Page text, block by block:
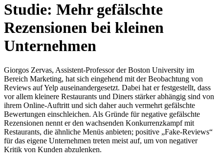
Studie: Mehr gefälschte
Rezensionen bei kleinen
Unternehmen
Giorgos Zervas, Assistent-Professor der Boston University im
Bereich Marketing, hat sich eingehend mit der Beobachtung von
Reviews auf Yelp auseinandergesetzt. Dabei hat er festgestellt, dass
vor allem kleinere Restaurants und Diners stärker abhängig sind von
ihrem Online-Auftritt und sich daher auch vermehrt gefälschte
Bewertungen einschleichen. Als Gründe für negative gefälschte
Rezensionen nennt er den wachsenden Konkurrenzkampf mit
Restaurants, die ähnliche Menüs anbieten; positive „Fake-Reviews“
für das eigene Unternehmen treten meist auf, um von negativer
Kritik von Kunden abzulenken.